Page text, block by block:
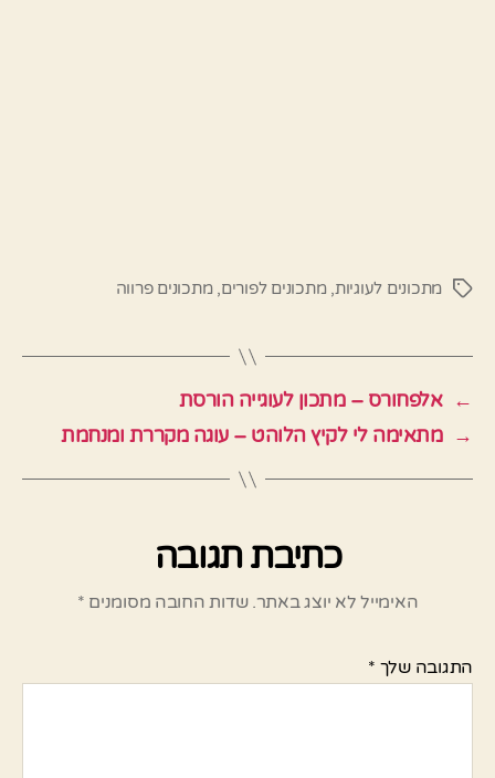
תגיותמתכונים לעוגיות,מתכונים לפורים,מתכונים פרווה
← אלפחורס – מתכון לעוגייה הורסת
→ מתאימה לי לקיץ הלוהט – עוגה מקררת ומנחמת
כתיבת תגובה
האימייל לא יוצג באתר. שדות החובה מסומנים *
התגובה שלך *